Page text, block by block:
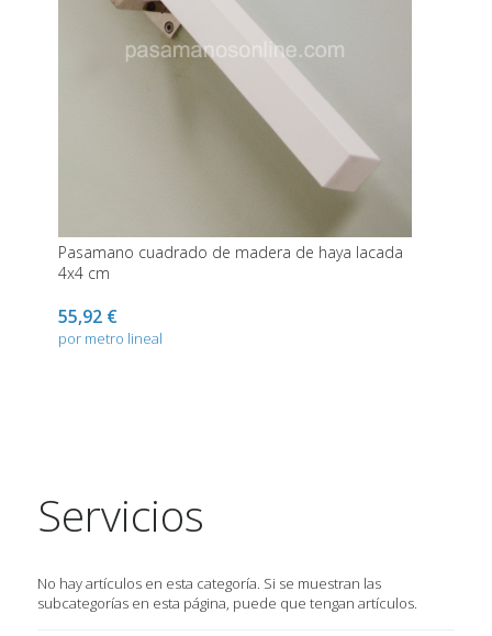
Pasamano cuadrado de madera de haya lacada
4x4 cm
55,92 €
por metro lineal
Servicios
No hay artículos en esta categoría. Si se muestran las
subcategorías en esta página, puede que tengan artículos.